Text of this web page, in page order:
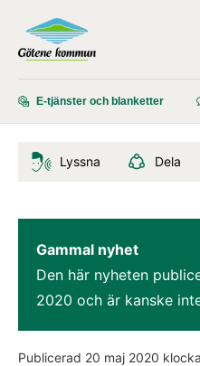
E-tjänster och blanketter
Lyssna Dela
Gammal nyhet
Den här nyheten
2020 och är kanske
Publicerad 20 maj 2020